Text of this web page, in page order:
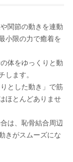
関節の動きを連動
小限の力で癒着を
体をゆっくりと動
します。
とした動き」で筋
ほとんどありませ
は、恥骨結合周辺
きがスムーズにな